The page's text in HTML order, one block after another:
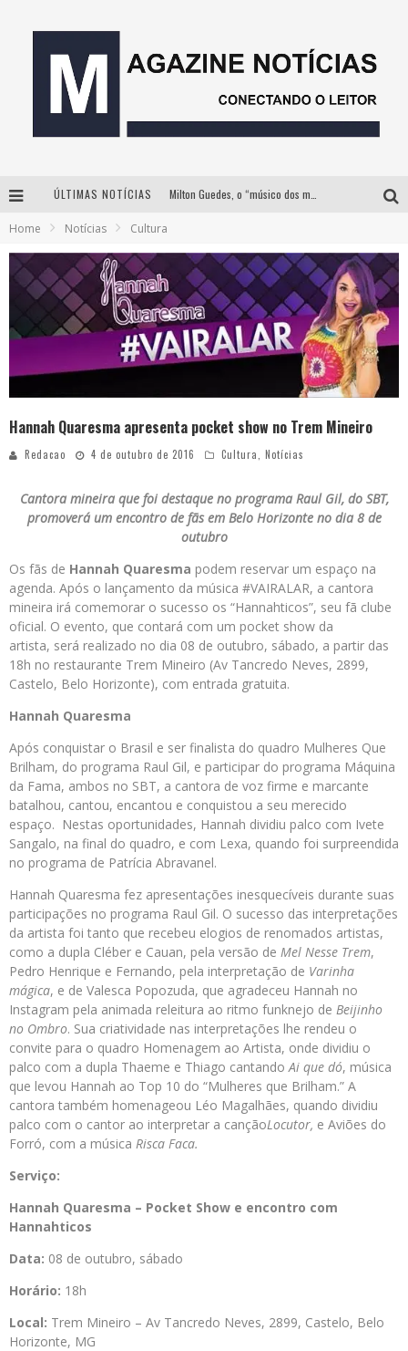
ÚLTIMAS NOTÍCIAS
Instituto Cervantes apresenta recital do alaudista mexicano Francisco Gil na série Segunda Musical
Home Notícias Cultura
Hannah Quaresma apresenta pocket show no Trem Mineiro
Redacao 4 de outubro de 2016 Cultura Notícias
Cantora mineira que foi destaque no programa Raul Gil, do SBT,
promoverá um encontro de fãs em Belo Horizonte no dia 8 de
outubro
Os fãs de Hannah Quaresma podem reservar um espaço na
agenda. Após o lançamento da música #VAIRALAR, a cantora
mineira irá comemorar o sucesso os “Hannahticos”, seu fã clube
oficial. O evento, que contará com um pocket show da
artista, será realizado no dia 08 de outubro, sábado, a partir das
18h no restaurante Trem Mineiro (Av Tancredo Neves, 2899,
Castelo, Belo Horizonte), com entrada gratuita.
Hannah Quaresma
Após conquistar o Brasil e ser finalista do quadro Mulheres Que
Brilham, do programa Raul Gil, e participar do programa Máquina
da Fama, ambos no SBT, a cantora de voz firme e marcante
batalhou, cantou, encantou e conquistou a seu merecido
espaço. Nestas oportunidades, Hannah dividiu palco com Ivete
Sangalo, na final do quadro, e com Lexa, quando foi surpreendida
no programa de Patrícia Abravanel.
Hannah Quaresma fez apresentações inesquecíveis durante suas
participações no programa Raul Gil. O sucesso das interpretações
da artista foi tanto que recebeu elogios de renomados artistas,
como a dupla Cléber e Cauan, pela versão de Mel Nesse Trem,
Pedro Henrique e Fernando, pela interpretação de Varinha
mágica, e de Valesca Popozuda, que agradeceu Hannah no
Instagram pela animada releitura ao ritmo funknejo de Beijinho
no Ombro. Sua criatividade nas interpretações lhe rendeu o
convite para o quadro Homenagem ao Artista, onde dividiu o
palco com a dupla Thaeme e Thiago cantando Ai que dó, música
que levou Hannah ao Top 10 do “Mulheres que Brilham.” A
cantora também homenageou Léo Magalhães, quando dividiu
palco com o cantor ao interpretar a cançãoLocutor, e Aviões do
Forró, com a música Risca Faca.
Serviço:
Hannah Quaresma – Pocket Show e encontro com
Hannahticos
Data: 08 de outubro, sábado
Horário: 18h
Local: Trem Mineiro – Av Tancredo Neves, 2899, Castelo, Belo
Horizonte, MG